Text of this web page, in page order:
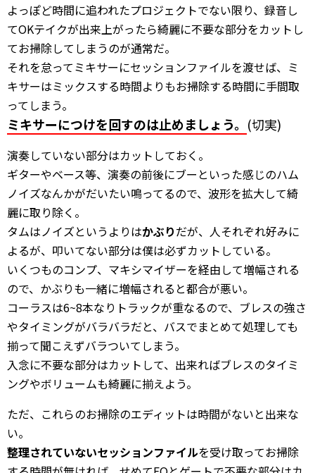
よっぽど時間に追われたプロジェクトでない限り、録音し
てOKテイクが出来上がったら綺麗に不要な部分をカットし
てお掃除してしまうのが通常だ。
それを怠ってミキサーにセッションファイルを渡せば、ミ
キサーはミックスする時間よりもお掃除する時間に手間取
ってしまう。
ミキサーにつけを回すのは止めましょう。 (切実)
演奏していない部分はカットしておく。
ギターやベース等、演奏の前後にブーといった感じのハム
ノイズなんかがだいたい鳴ってるので、波形を拡大して綺
麗に取り除く。
タムはノイズというよりはかぶりだが、人それぞれ好みに
よるが、叩いてない部分は僕は必ずカットしている。
いくつものコンプ、マキシマイザーを経由して増幅される
ので、かぶりも一緒に増幅されると都合が悪い。
コーラスは6~8本なりトラックが重なるので、ブレスの強さ
やタイミングがバラバラだと、バスでまとめて処理しても
揃って聞こえずバラついてしまう。
入念に不要な部分はカットして、出来ればブレスのタイミ
ングやボリュームも綺麗に揃えよう。
ただ、これらのお掃除のエディットは時間がないと出来な
い。
整理されていないセッションファイルを受け取ってお掃除